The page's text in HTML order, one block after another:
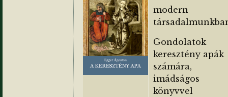
modern
Gondolatok
keresztény apák
számára,
imádságos
könyvvel